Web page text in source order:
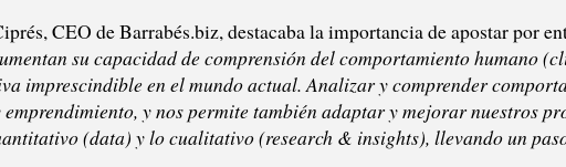
CEO de Barrabés.biz, destacaba la importancia de apostar por
su capacidad de comprensión del comportamiento humano
imprescindible en el mundo actual. Analizar y comprender
y nos permite también adaptar y mejorar nuestros
(data) y lo cualitativo (research & insights), llevando un